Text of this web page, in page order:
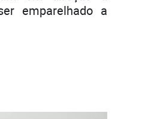
emparelhado a